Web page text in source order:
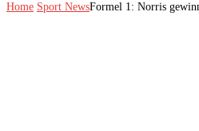
Home Sport NewsFormel 1: Norris